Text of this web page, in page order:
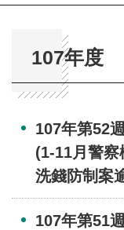
107年度
107年第52
(1-11月警察
洗錢防制案
107年第51